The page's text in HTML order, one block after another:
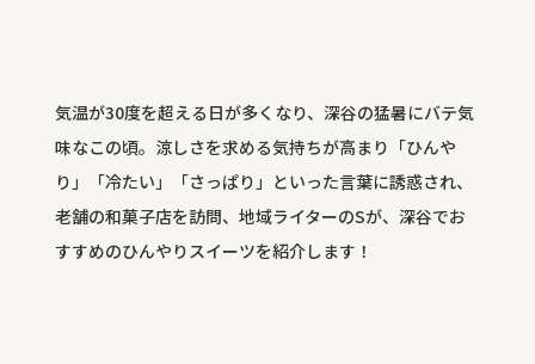
気温が30度を超える日が多くなり、深谷の猛暑にバテ気
味なこの頃。涼しさを求める気持ちが高まり「ひんや
り」「冷たい」「さっぱり」といった言葉に誘惑され、
老舗の和菓子店を訪問、地域ライターのSが、深谷でお
すすめのひんやりスイーツを紹介します！